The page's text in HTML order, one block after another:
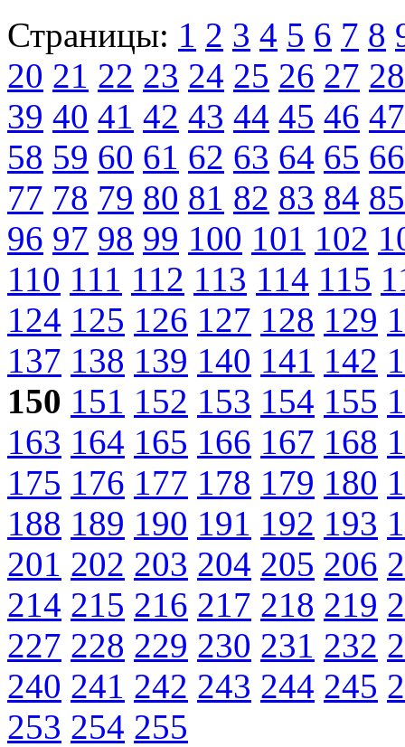
Страницы: 1 2 3 4 5 6 7 8
20 21 22 23 24 25 26 27 28
39 40 41 42 43 44 45 46 47
58 59 60 61 62 63 64 65 66
77 78 79 80 81 82 83 84 85
96 97 98 99 100 101 102
110 111 112 113 114 115
124 125 126 127 128 129
137 138 139 140 141 142
150 151 152 153 154 155
163 164 165 166 167 168
175 176 177 178 179 180
188 189 190 191 192 193
201 202 203 204 205 206
214 215 216 217 218 219
227 228 229 230 231 232
240 241 242 243 244 245
253 254 255